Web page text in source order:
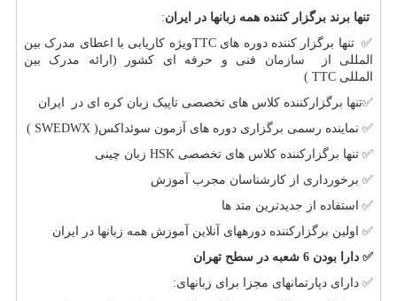
تنها برند برگزار کننده همه زبانها در ایران:
✅تنها برگزار کننده دوره های TTCویژه کاریابی با اعطای مدرک بین
المللی از سازمان فنی و حرفه ای کشور (ارائه مدرک بین
المللی TTC
)
✅تنها برگزارکننده کلاس های تخصصی تاپیک زبان کره ای در ایران
✅ نماینده رسمی برگزاری دوره های آزمون سوئداکس( SWEDWX
)
✅ تنها برگزارکننده کلاس های تخصصی HSK زبان چینی
✅ برخورداری از کارشناسان مجرب آموزش
✅ استفاده از جدیدترین متد ها
✅ اولین برگزارکننده دوره­های آنلاین آموزش همه زبانها در ایران
✅ دارا بودن 6 شعبه در سطح تهران
✅ دارای دپارتمانهای مجزا برای زبانهای: